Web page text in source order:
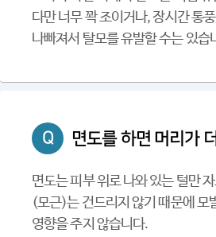
다만 너무 꽉 조이거나, 장시간 통
나빠져서 탈모를 유발할 수는 있습
Q 면도를 하면 머리가
면도는 피부 위로 나와 있는 털만
(모근)는 건드리지 않기 때문에 모
영향을 주지 않습니다.